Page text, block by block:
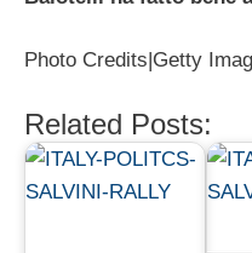
Photo Credits|Getty
Related Posts: